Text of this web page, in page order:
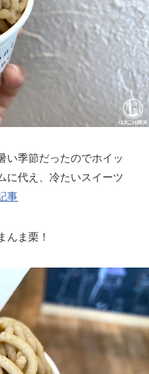
い季節だったのでホイッ
に代え、冷たいスイーツ
事
んま栗！